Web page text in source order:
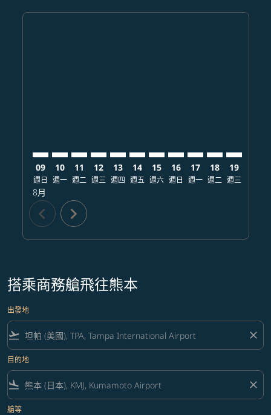
09
週日
8月
10
週一
11
週二
12
週三
13
週四
14
週五
15
週六
16
週日
17
週一
18
週二
19
週三
chevron_left chevron_right
搭乘商務艙飛往熊本
出發地
flight_takeoff close
目的地
flight_land close
艙等